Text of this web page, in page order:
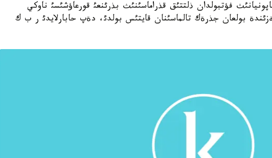
- جاپونيانئث فؤتبولدان ذلتتئق قذراماسئنئث بذرئنعئ قورعاؤشئسئ ناوكي
كةزئندة بولعان جذرةك تالماسئنان قايتئس بولدئ، دةپ حابارلايدئ ر ب ك